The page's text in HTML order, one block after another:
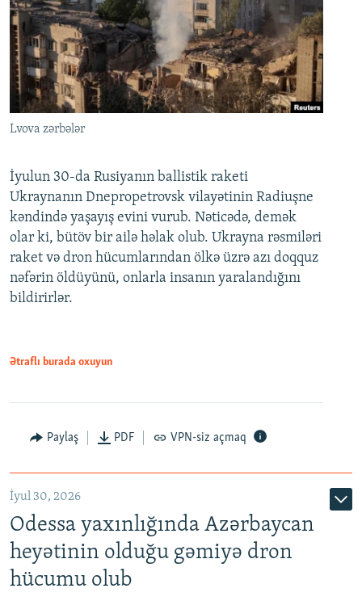
Lvova zərbələr
İyulun 30-da Rusiyanın ballistik raketi
Ukraynanın Dnepropetrovsk vilayətinin Radiuşne
kəndində yaşayış evini vurub. Nəticədə, demək
olar ki, bütöv bir ailə həlak olub. Ukrayna rəsmiləri
raket və dron hücumlarından ölkə üzrə azı doqquz
nəfərin öldüyünü, onlarla insanın yaralandığını
bildirirlər.
Ətraflı burada oxuyun
Paylaş PDF VPN-siz açmaq
İyul 30, 2026
Odessa yaxınlığında Azərbaycan
heyətinin olduğu gəmiyə dron
hücumu olub